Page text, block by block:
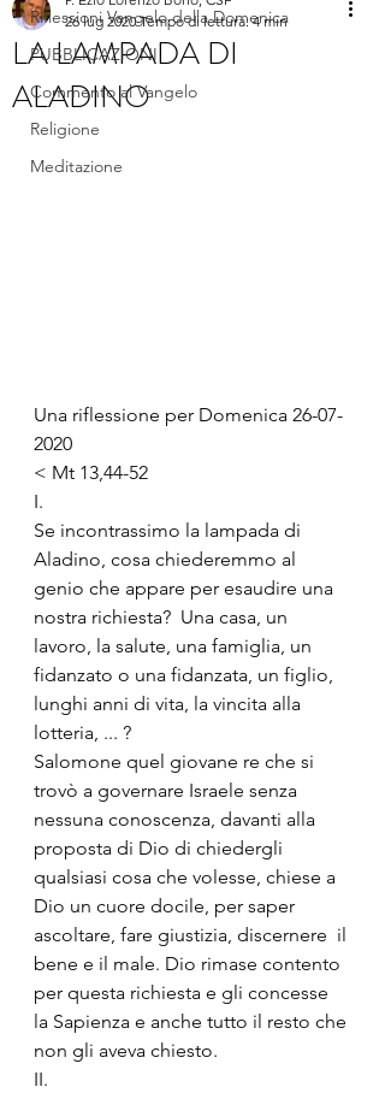
Riflessioni Vangelo della Domenica
PUBBLICAZIONI
Commento al Vangelo
Religione
Meditazione
LA LAMPADA DI
ALADINO
26 lug 2020 Tempo di lettura: 4 min
Una riflessione per Domenica 26-07-
2020
< Mt 13,44-52
I.
Se incontrassimo la lampada di
Aladino, cosa chiederemmo al
genio che appare per esaudire una
nostra richiesta?  Una casa, un
lavoro, la salute, una famiglia, un
fidanzato o una fidanzata, un figlio,
lunghi anni di vita, la vincita alla
lotteria, ... ?
Salomone quel giovane re che si
trovò a governare Israele senza
nessuna conoscenza, davanti alla
proposta di Dio di chiedergli
qualsiasi cosa che volesse, chiese a
Dio un cuore docile, per saper
ascoltare, fare giustizia, discernere  il
bene e il male. Dio rimase contento
per questa richiesta e gli concesse
la Sapienza e anche tutto il resto che
non gli aveva chiesto.
II.